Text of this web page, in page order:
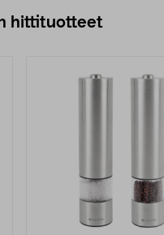
hittituotteet